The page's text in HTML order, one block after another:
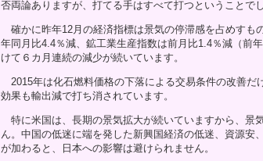
否両論ありますが、打てる手はすべて打つということでし
確かに昨年12月の経済指標は景気の停滞感を占めすも
年同月比4.4％減、鉱工業生産指数は前月比1.4％減（前
けて６カ月連続の減少が続いています。
2015年は化石燃料価格の下落による交易条件の改善だ
効果も輸出減で打ち消されています。
特に米国は、長期の景気拡大が続いていますから、景
ん。中国の低迷に端を発した新興国経済の低迷、資源
が加わると、日本への影響は避けられません。